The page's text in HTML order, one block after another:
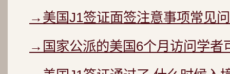
→美国J1签证面签注意事项常见
→国家公派的美国6个月访问学者